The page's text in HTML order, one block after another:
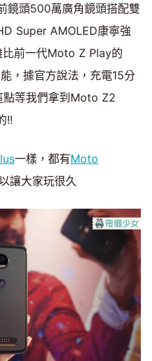
鏡頭500萬廣角鏡頭搭配雙
Super AMOLED康寧強
前一代Moto Z Play的
，據官方說法，充電15分
點等我們拿到Moto Z2
!!
一樣，都有Moto
讓大家玩很久